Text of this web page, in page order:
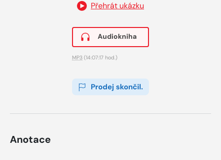
Přehrát ukázku
Audiokniha
MP3 (14:07:17 hod.)
Prodej skončil.
Anotace